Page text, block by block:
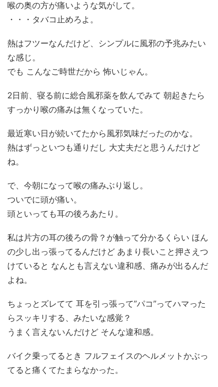
喉の奥の方が痛いような気がして。
・・・タバコ止めろよ。
熱はフツーなんだけど、シンプルに風邪の予兆みたい
な感じ。
でも こんなご時世だから 怖いじゃん。
2日前、寝る前に総合風邪薬を飲んでみて 朝起きたら
すっかり喉の痛みは無くなっていた。
最近寒い日が続いてたから風邪気味だったのかな。
熱はずっといつも通りだし 大丈夫だと思うんだけど
ね。
で、今朝になって喉の痛みぶり返し。
ついでに頭が痛い。
頭といっても耳の後ろあたり。
私は片方の耳の後ろの骨？が触って分かるくらい ほん
の少し出っ張ってるんだけど あまり長いこと押さえつ
けていると なんとも言えない違和感、痛みが出るんだ
よね。
ちょっとズレてて 耳を引っ張って”パコ”ってハマった
らスッキリする、みたいな感覚？
うまく言えないんだけど そんな違和感。
バイク乗ってるとき フルフェイスのヘルメットかぶっ
てると痛くてたまらなかった。